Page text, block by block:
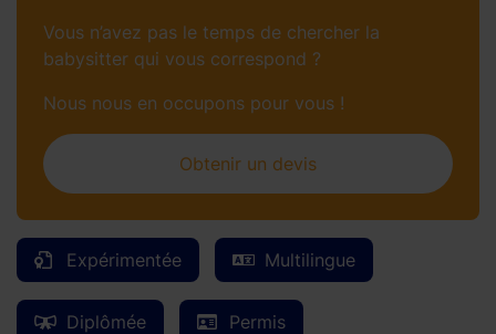
Expérimentée Multilingue
Diplômée Permis
Vous n’avez pas le temps de chercher la
babysitter qui vous correspond ?
Nous nous en occupons pour vous !
Obtenir un devis